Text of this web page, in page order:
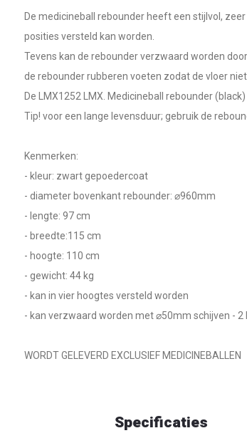
De medicineball rebounder heeft een stijlvol,
posities versteld kan worden.
Tevens kan de rebounder verzwaard worden
de rebounder rubberen voeten zodat de vloer
De LMX1252 LMX. Medicineball rebounder
Tip! voor een lange levensduur; gebruik de
Kenmerken:
- kleur: zwart gepoedercoat
- diameter bovenkant rebounder: ⌀960mm
- lengte: 97 cm
- breedte:115 cm
- hoogte: 110 cm
- gewicht: 44 kg
- kan in vier hoogtes versteld worden
- kan verzwaard worden met ⌀50mm schijven - 2
WORDT GELEVERD EXCLUSIEF MEDICINEBALLEN
Specificaties